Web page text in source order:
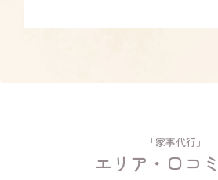
「家事代行」
エリア・口コ